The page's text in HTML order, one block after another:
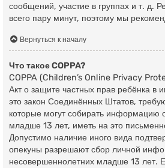
сообщений, участие в группах и т. д.
всего пару минут, поэтому мы
Вернуться к началу
Что такое COPPA?
COPPA (Children’s Online Privacy
Акт о защите частных прав ребёнка в
это закон Соединённых Штатов,
которые могут собирать информацию
младше 13 лет, иметь на это
Допустимо наличие иного вида
опекуны разрешают сбор личной
несовершеннолетних младше 13 лет.